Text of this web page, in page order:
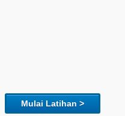
Mulai Latihan >